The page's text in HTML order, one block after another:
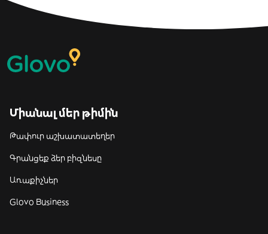
Միանալ մեր թիմին
Թափուր աշխատատեղեր
Գրանցեք ձեր բիզնեսը
Առաքիչներ
Glovo Business